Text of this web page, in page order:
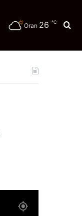
Oran 26 ℃